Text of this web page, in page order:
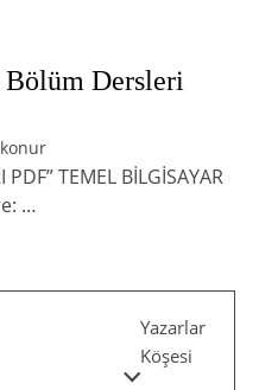
Dersleri
TEMEL BİLGİSAYAR
…
Yazarlar
Köşesi